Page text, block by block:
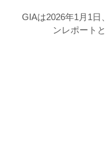
GIAは2026年1月1日
ンレポート